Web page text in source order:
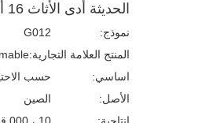
الحديثة أدى الأثاث 16 ألوان تغيير الصمام شريط الجدول (G012)
نموذج:
G012
المنتج العلامة التجارية:
اساسي:
حسب
الأصل:
الصين